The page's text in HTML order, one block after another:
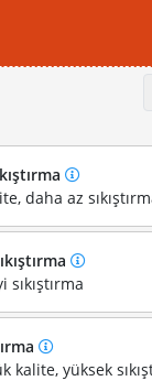
daha az
kalite, yüksek